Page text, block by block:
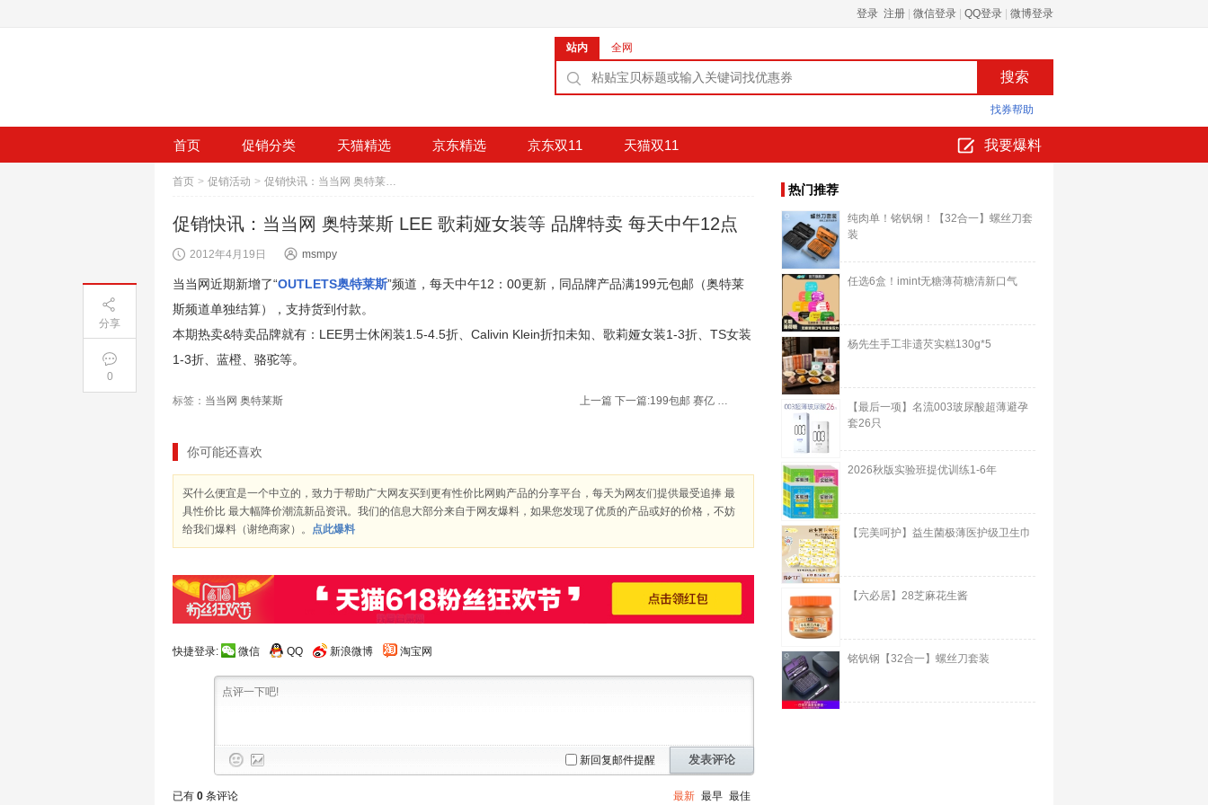
登录 注册 微信登录 QQ登录 微博登录
站内 全网
找券帮助
首页 促销分类 天猫精选 京东精选 京东双11 天猫双11 我要爆料
首页 > 促销活动 > 促销快讯：当当网 奥特莱斯 LEE 歌莉娅女装等 品牌特卖 每天中午12点
促销快讯：当当网 奥特莱斯 LEE 歌莉娅女装等 品牌特卖 每天中午12点
2012年4月19日 msmpy
当当网近期新增了“OUTLETS奥特莱斯”频道，每天中午12：00更新，同品牌产品满199元包邮（奥特莱
斯频道单独结算），支持货到付款。
本期热卖&特卖品牌就有：LEE男士休闲装1.5-4.5折、Calivin Klein折扣未知、歌莉娅女装1-3折、TS女装
1-3折、蓝橙、骆驼等。
标签： 当当网 奥特莱斯 上一篇 下一篇: 199包邮 赛亿 Shinee LF-02 空调扇
你可能还喜欢
买什么便宜是一个中立的，致力于帮助广大网友买到更有性价比网购产品的分享平台，每天为网友们提供最受追捧 最
具性价比 最大幅降价潮流新品资讯。我们的信息大部分来自于网友爆料，如果您发现了优质的产品或好的价格，不妨
给我们爆料（谢绝商家）。 点此爆料
快捷登录: 微信 QQ 新浪微博 淘宝网
新回复邮件提醒 发表评论
已有 0 条评论 最新 最早 最佳
热门推荐
纯肉单！铭钒钢！【32合一】螺丝刀套
装
任选6盒！imint无糖薄荷糖清新口气
杨先生手工非遗芡实糕130g*5
【最后一项】名流003玻尿酸超薄避孕
套26只
2026秋版实验班提优训练1-6年
【完美呵护】益生菌极薄医护级卫生巾
【六必居】28芝麻花生酱
铭钒钢【32合一】螺丝刀套装
分享
0